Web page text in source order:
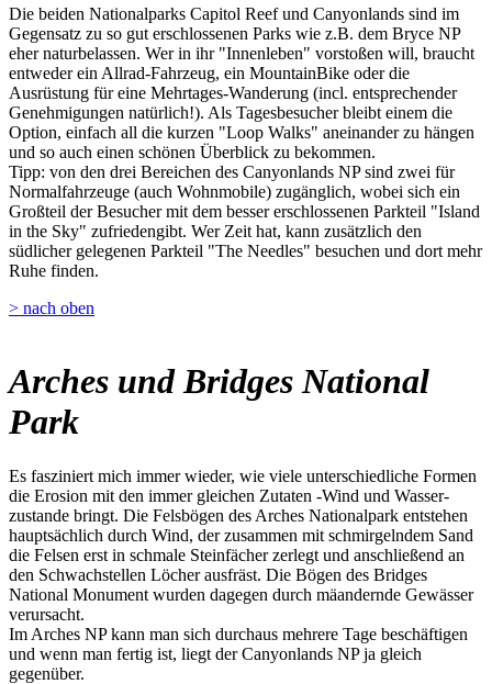
Die beiden Nationalparks Capitol Reef und Canyonlands sind im
Gegensatz zu so gut erschlossenen Parks wie z.B. dem Bryce NP
eher naturbelassen. Wer in ihr "Innenleben" vorstoßen will, braucht
entweder ein Allrad-Fahrzeug, ein MountainBike oder die
Ausrüstung für eine Mehrtages-Wanderung (incl. entsprechender
Genehmigungen natürlich!). Als Tagesbesucher bleibt einem die
Option, einfach all die kurzen "Loop Walks" aneinander zu hängen
und so auch einen schönen Überblick zu bekommen.
Tipp: von den drei Bereichen des Canyonlands NP sind zwei für
Normalfahrzeuge (auch Wohnmobile) zugänglich, wobei sich ein
Großteil der Besucher mit dem besser erschlossenen Parkteil "Island
in the Sky" zufriedengibt. Wer Zeit hat, kann zusätzlich den
südlicher gelegenen Parkteil "The Needles" besuchen und dort mehr
Ruhe finden.
> nach oben
Arches und Bridges National
Park
Es fasziniert mich immer wieder, wie viele unterschiedliche Formen
die Erosion mit den immer gleichen Zutaten -Wind und Wasser-
zustande bringt. Die Felsbögen des Arches Nationalpark entstehen
hauptsächlich durch Wind, der zusammen mit schmirgelndem Sand
die Felsen erst in schmale Steinfächer zerlegt und anschließend an
den Schwachstellen Löcher ausfräst. Die Bögen des Bridges
National Monument wurden dagegen durch mäandernde Gewässer
verursacht.
Im Arches NP kann man sich durchaus mehrere Tage beschäftigen
und wenn man fertig ist, liegt der Canyonlands NP ja gleich
gegenüber.